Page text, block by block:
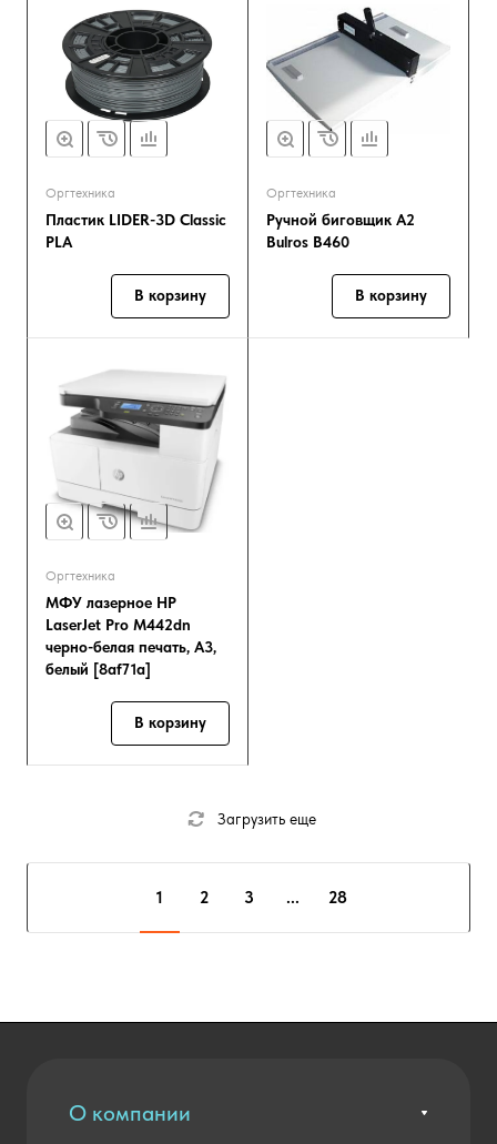
Оргтехника
Пластик LIDER-3D Classic
PLA
В корзину
Оргтехника
Ручной биговщик А2
Bulros B460
В корзину
Оргтехника
МФУ лазерное HP
LaserJet Pro M442dn
черно-белая печать, A3,
белый [8af71a]
В корзину
Загрузить еще
1 2 3 ... 28
О компании